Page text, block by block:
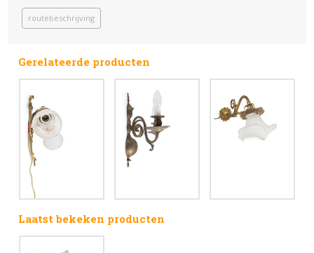
routebeschrijving
Gerelateerde producten
Laatst bekeken producten